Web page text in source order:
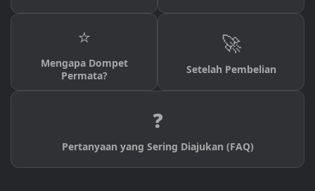
⭐
Mengapa Dompet
Permata?
🚀
Setelah Pembelian
❓
Pertanyaan yang Sering Diajukan (FAQ)